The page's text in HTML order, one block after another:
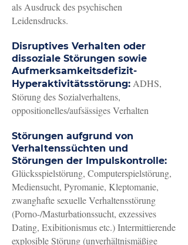
als Ausdruck des psychischen
Leidensdrucks.
Disruptives Verhalten oder
dissoziale Störungen sowie
Aufmerksamkeitsdefizit-
Hyperaktivitätsstörung: ADHS,
Störung des Sozialverhaltens,
oppositionelles/aufsässiges Verhalten
Störungen aufgrund von
Verhaltenssüchten und
Störungen der Impulskontrolle:
Glücksspielstörung, Computerspielstörung,
Mediensucht, Pyromanie, Kleptomanie,
zwanghafte sexuelle Verhaltensstörung
(Porno-/Masturbationssucht, exzessives
Dating, Exibitionismus etc.) Intermittierende
explosible Störung (unverhältnismäßige